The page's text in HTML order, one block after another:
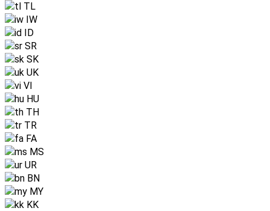
TL
IW
ID
SR
SK
UK
VI
HU
TH
TR
FA
MS
UR
BN
MY
KK